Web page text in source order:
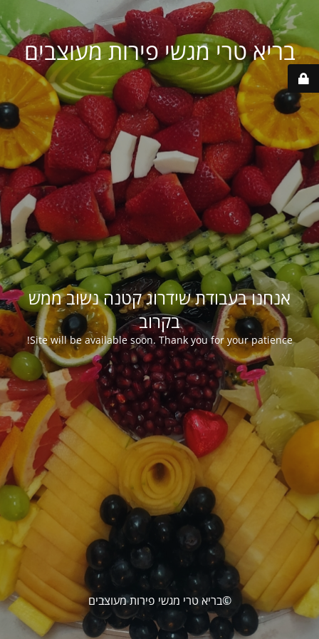
בריא טרי מגשי פירות מעוצבים
אנחנו בעבודת שידרוג קטנה נשוב ממש
בקרוב
Site will be available soon. Thank you for your patience!
©בריא טרי מגשי פירות מעוצבים